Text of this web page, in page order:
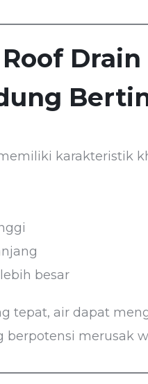
karakteristik
besar
tepat, air dapat
berpotensi merusak